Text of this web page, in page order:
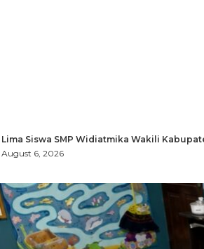
Lima Siswa SMP Widiatmika Wakili
August 6, 2026